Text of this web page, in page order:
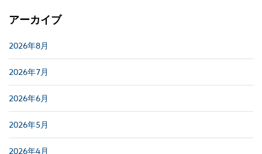
アーカイブ
2026年8月
2026年7月
2026年6月
2026年5月
2026年4月